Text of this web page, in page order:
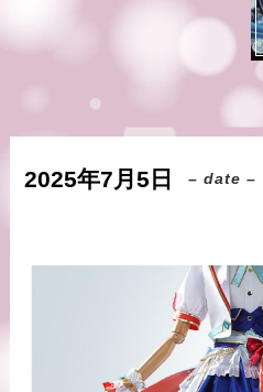
2025年7月5日 – date –